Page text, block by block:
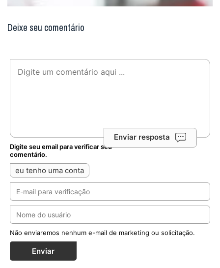
Deixe seu comentário
Enviar resposta
Digite seu email para verificar seu
comentário.
eu tenho uma conta
Não enviaremos nenhum e-mail de marketing ou solicitação.
Enviar